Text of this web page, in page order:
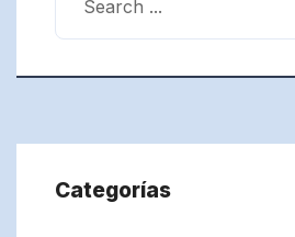
Categorías